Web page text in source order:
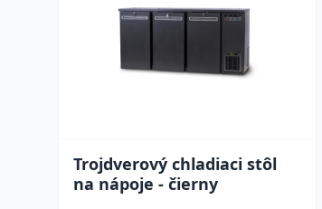
Trojdverový chladiaci stôl
na nápoje - čierny